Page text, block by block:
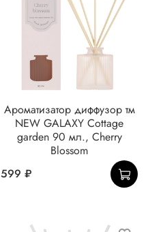
Ароматизатор диффузор тм
NEW GALAXY Cottage
garden 90 мл., Cherry
Blossom
599 ₽